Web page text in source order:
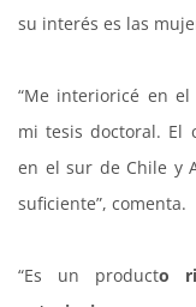
su interés es las
“Me interioricé en
mi tesis doctoral. El
en el sur de Chile y
suficiente”, comenta.
“Es un producto